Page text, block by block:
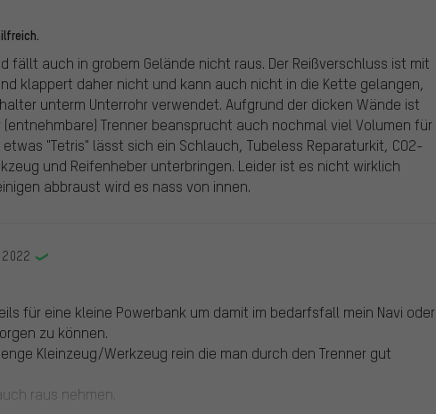
fällt auch in grobem Gelände nicht raus. Der Reißverschluss ist mit
klappert daher nicht und kann auch nicht in die Kette gelangen,
unterm Unterrohr verwendet. Aufgrund der dicken Wände ist
Trenner beansprucht auch nochmal viel Volumen für
"Tetris" lässt sich ein Schlauch, Tubeless Reparaturkit, CO2-
und Reifenheber unterbringen. Leider ist es nicht wirklich
abbraust wird es nass von innen.
für eine kleine Powerbank um damit im bedarfsfall mein Navi oder
zu können.
Kleinzeug/Werkzeug rein die man durch den Trenner gut
raus nehmen.